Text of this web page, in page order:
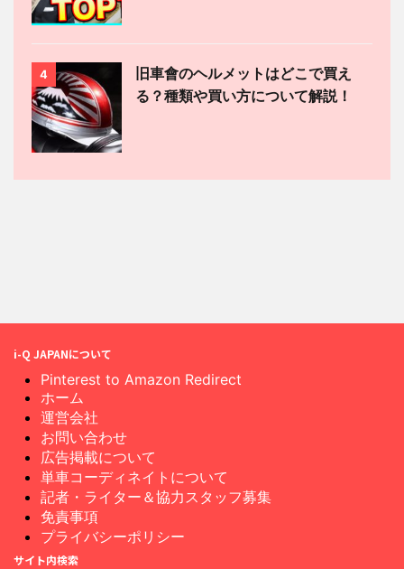
4
旧車會のヘルメットはどこで買え
る？種類や買い方について解説！
i-Q JAPANについて
Pinterest to Amazon Redirect
ホーム
運営会社
お問い合わせ
広告掲載について
単車コーディネイトについて
記者・ライター＆協力スタッフ募集
免責事項
プライバシーポリシー
サイト内検索